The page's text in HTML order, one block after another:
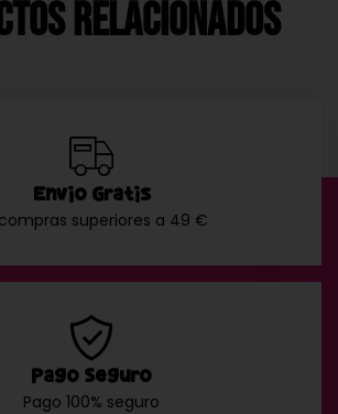
Relacionados
Envío Gratis
superiores a 49 €
Pago Seguro
Pago 100% seguro